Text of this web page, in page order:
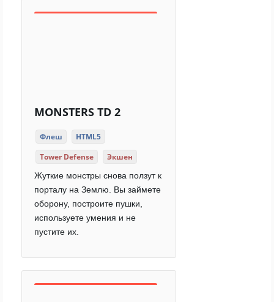
MONSTERS TD 2
Флеш
HTML5
Tower Defense
Экшен
Жуткие монстры снова ползут к
порталу на Землю. Вы займете
оборону, построите пушки,
используете умения и не
пустите их.